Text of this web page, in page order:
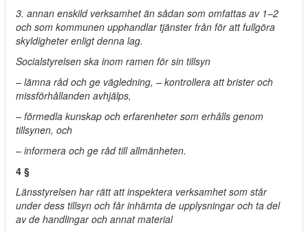
3. annan enskild verksamhet än sådan som omfattas av 1–2
och som kommunen upphandlar tjänster från för att fullgöra
skyldigheter enligt denna lag.
Socialstyrelsen ska inom ramen för sin tillsyn
– lämna råd och ge vägledning, – kontrollera att brister och
missförhållanden avhjälps,
– förmedla kunskap och erfarenheter som erhålls genom
tillsynen, och
– informera och ge råd till allmänheten.
4 §
Länsstyrelsen har rätt att inspektera verksamhet som står
under dess tillsyn och får inhämta de upplysningar och ta del
av de handlingar och annat material